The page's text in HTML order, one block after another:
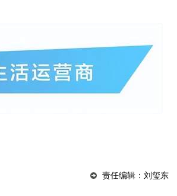
责任编辑：刘玺东